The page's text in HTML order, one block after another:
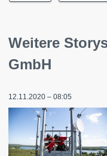
Weitere
GmbH
12.11.2020 – 08:05